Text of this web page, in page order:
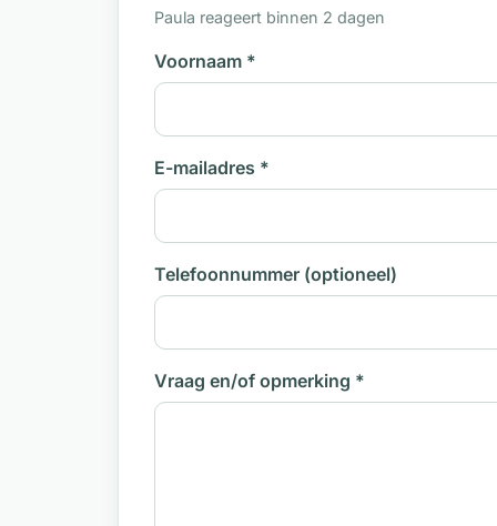
Relevante certificaten &
Advanced EFT Practitioner,
Paula reageert binnen 2 dagen
Voornaam *
E-mailadres *
Telefoonnummer (optioneel)
Vraag en/of opmerking *